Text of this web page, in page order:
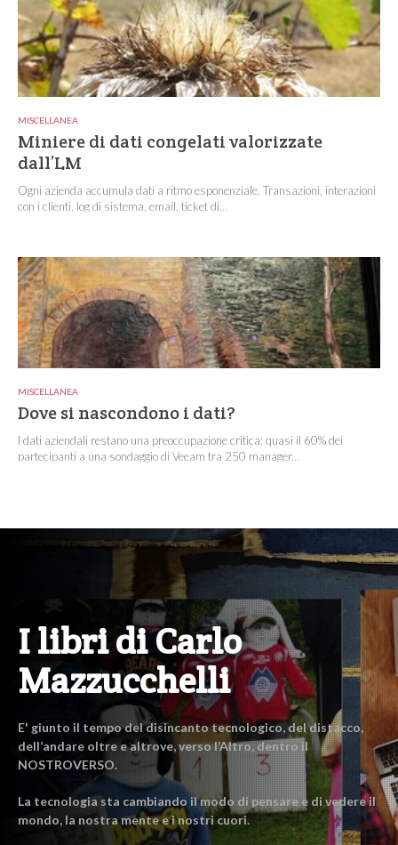
MISCELLANEA
Miniere di dati congelati valorizzate
dall’LM
Ogni azienda accumula dati a ritmo esponenziale. Transazioni, interazioni
con i clienti, log di sistema, email, ticket di...
MISCELLANEA
Dove si nascondono i dati?
I dati aziendali restano una preoccupazione critica: quasi il 60% dei
partecipanti a una sondaggio di Veeam tra 250 manager...
I libri di Carlo
Mazzucchelli
E' giunto il tempo del disincanto tecnologico, del distacco,
dell’andare oltre e altrove, verso l’Altro, dentro il
NOSTROVERSO.
La tecnologia sta cambiando il modo di pensare e di vedere il
mondo, la nostra mente e i nostri cuori.